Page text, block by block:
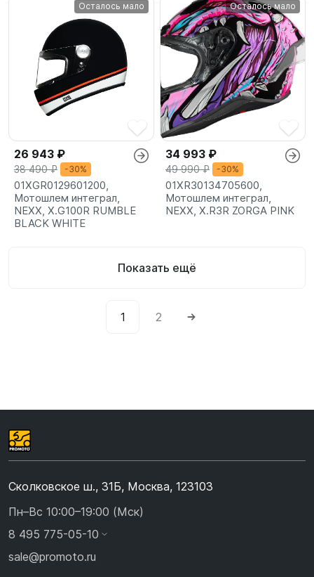
Осталось мало
26 943 ₽
38 490 ₽ -30%
01XGR0129601200,
Мотошлем интеграл,
NEXX, X.G100R RUMBLE
BLACK WHITE
Осталось мало
34 993 ₽
49 990 ₽ -30%
01XR30134705600,
Мотошлем интеграл,
NEXX, X.R3R ZORGA PINK
Показать ещё
1 2
Сколковское ш., 31Б, Москва, 123103
Пн–Вс 10:00–19:00 (Мск)
8 495 775-05-10
sale@promoto.ru